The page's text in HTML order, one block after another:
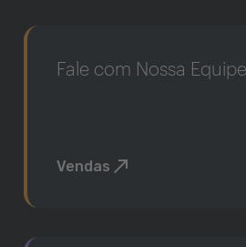
Fale com Nossa Equipe
Vendas